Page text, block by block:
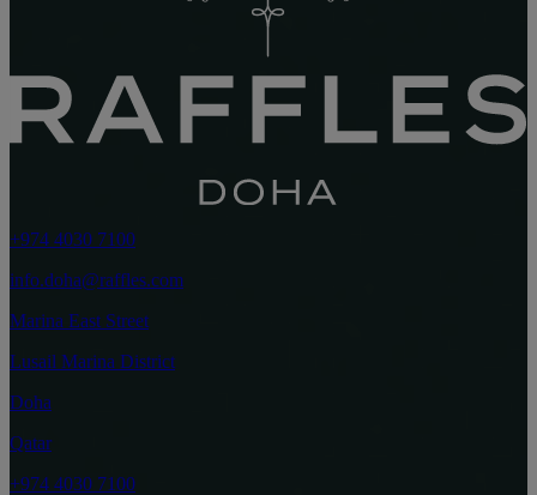
+974 4030 7100
info.doha@raffles.com
Marina East Street
Lusail Marina District
Doha
Qatar
+974 4030 7100